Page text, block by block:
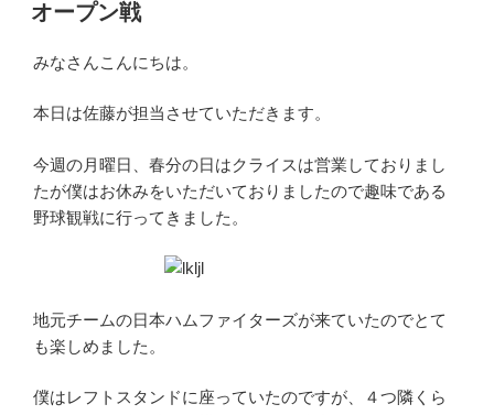
日:
オープン戦
みなさんこんにちは。
本日は佐藤が担当させていただきます。
今週の月曜日、春分の日はクライスは営業しておりまし
たが僕はお休みをいただいておりましたので趣味である
野球観戦に行ってきました。
地元チームの日本ハムファイターズが来ていたのでとて
も楽しめました。
僕はレフトスタンドに座っていたのですが、４つ隣くら